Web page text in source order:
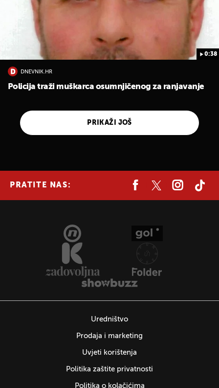
0:38
DNEVNIK.HR
Policija traži muškarca osumnjičenog za ranjavanje
PRIKAŽI JOŠ
PRATITE NAS:
Uredništvo
Prodaja i marketing
Uvjeti korištenja
Politika zaštite privatnosti
Politika o kolačićima